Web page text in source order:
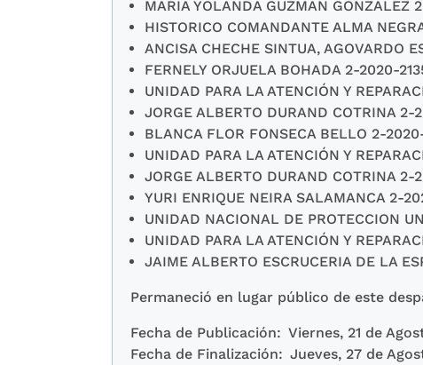
MARIA YOLANDA GUZMAN GONZALEZ
HISTORICO COMANDANTE ALMA
ANCISA CHECHE SINTUA, AGOVARDO
FERNELY ORJUELA BOHADA 2-2020-
UNIDAD PARA LA ATENCIÓN Y
JORGE ALBERTO DURAND COTRINA
BLANCA FLOR FONSECA BELLO 2-
UNIDAD PARA LA ATENCIÓN Y
JORGE ALBERTO DURAND COTRINA
YURI ENRIQUE NEIRA SALAMANCA 2-
UNIDAD NACIONAL DE PROTECCION
UNIDAD PARA LA ATENCIÓN Y
JAIME ALBERTO ESCRUCERIA DE LA
Permaneció en lugar público de este
Fecha de Publicación: Viernes, 21 de
Fecha de Finalización: Jueves, 27 de